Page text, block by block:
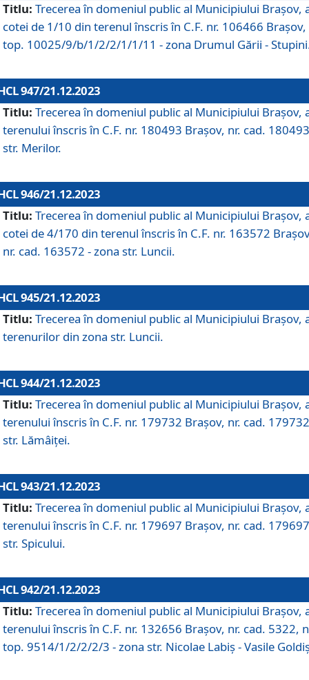
Titlu: Trecerea în domeniul public al Municipiului Braşov,
cotei de 1/10 din terenul înscris în C.F. nr. 106466 Brașov,
top. 10025/9/b/1/2/2/1/1/11 - zona Drumul Gării -
947/21.12.2023
Titlu: Trecerea în domeniul public al Municipiului Braşov,
terenului înscris în C.F. nr. 180493 Brașov, nr. cad.
str. Merilor.
946/21.12.2023
Titlu: Trecerea în domeniul public al Municipiului Braşov,
cotei de 4/170 din terenul înscris în C.F. nr. 163572
nr. cad. 163572 - zona str. Luncii.
945/21.12.2023
Titlu: Trecerea în domeniul public al Municipiului Braşov,
terenurilor din zona str. Luncii.
944/21.12.2023
Titlu: Trecerea în domeniul public al Municipiului Braşov,
terenului înscris în C.F. nr. 179732 Brașov, nr. cad.
str. Lămâiței.
943/21.12.2023
Titlu: Trecerea în domeniul public al Municipiului Braşov,
terenului înscris în C.F. nr. 179697 Brașov, nr. cad.
str. Spicului.
942/21.12.2023
Titlu: Trecerea în domeniul public al Municipiului Braşov,
terenului înscris în C.F. nr. 132656 Brașov, nr. cad. 5322,
top. 9514/1/2/2/2/3 - zona str. Nicolae Labiș - Vasile